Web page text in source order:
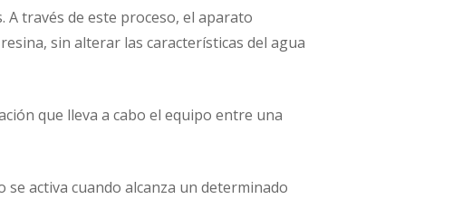
A través de este proceso, el aparato
sin alterar las características del agua
que lleva a cabo el equipo entre una
se activa cuando alcanza un determinado